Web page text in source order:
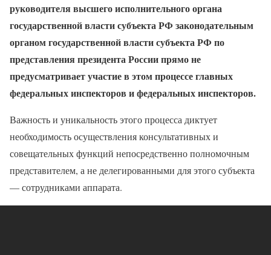
руководителя высшего исполнительного органа
государственной власти субъекта РФ законодательным
органом государственной власти субъекта РФ по
представления президента России прямо не
предусматривает участие в этом процессе главных
федеральных инспекторов и федеральных инспекторов.
Важность и уникальность этого процесса диктует
необходимость осуществления консультативных и
совещательных функций непосредственно полномочным
представителем, а не делегированными для этого субъекта
— сотрудниками аппарата.